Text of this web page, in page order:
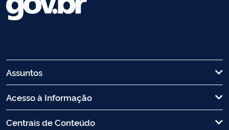
Assuntos
Acesso à Informação
Centrais de Conteúdo